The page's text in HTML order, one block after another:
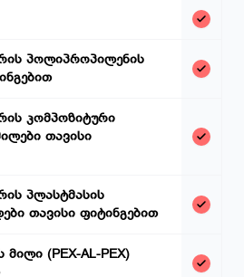
პოლიპროპილენის
კომპოზიტური
თავისი
პლასტმასის
თავისი ფიტინგებით
(PEX-AL-PEX)